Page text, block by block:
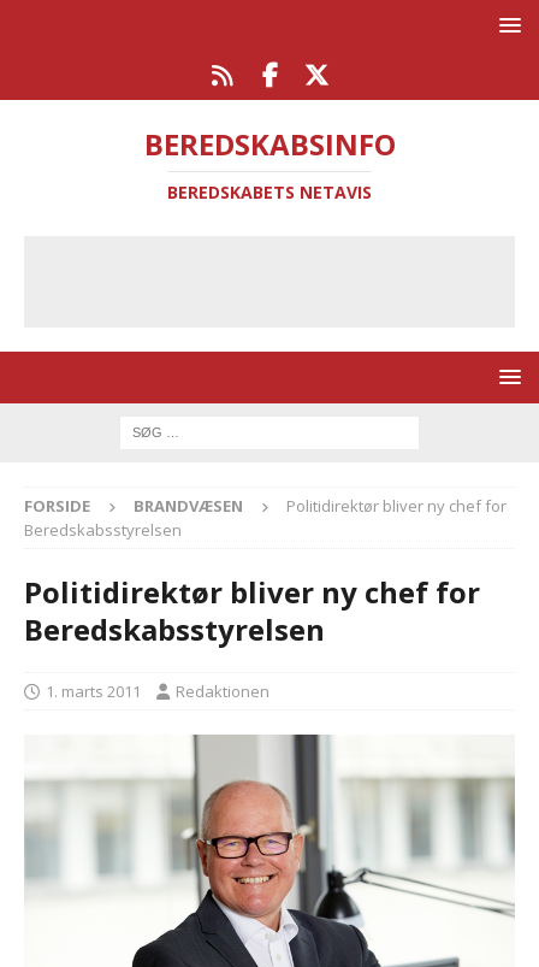
BEREDSKABSINFO
BEREDSKABETS NETAVIS
FORSIDE BRANDVÆSEN
Politidirektør bliver ny chef for
Beredskabsstyrelsen
Politidirektør bliver ny chef for
Beredskabsstyrelsen
1. marts 2011 Redaktionen